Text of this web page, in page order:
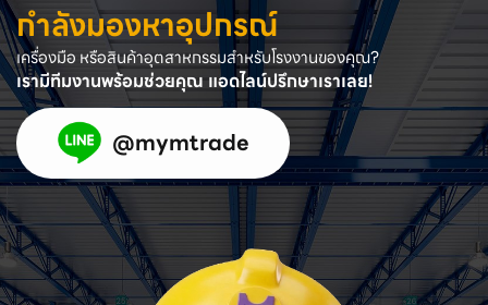
กำลังมองหาอุปกรณ์
เครื่องมือ หรือสินค้าอุตสาหกรรมสำหรับโรงงานของคุณ?
เรามีทีมงานพร้อมช่วยคุณ แอดไลน์ปรึกษาเราเลย!
@mymtrade